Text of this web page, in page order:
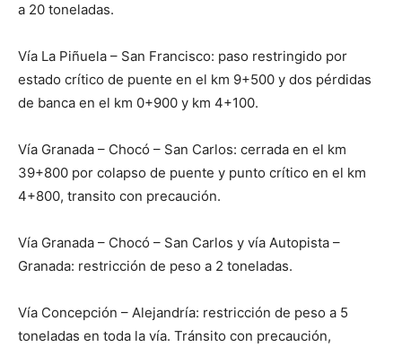
a 20 toneladas.
Vía La Piñuela – San Francisco: paso restringido por
estado crítico de puente en el km 9+500 y dos pérdidas
de banca en el km 0+900 y km 4+100.
Vía Granada – Chocó – San Carlos: cerrada en el km
39+800 por colapso de puente y punto crítico en el km
4+800, transito con precaución.
Vía Granada – Chocó – San Carlos y vía Autopista –
Granada: restricción de peso a 2 toneladas.
Vía Concepción – Alejandría: restricción de peso a 5
toneladas en toda la vía. Tránsito con precaución,